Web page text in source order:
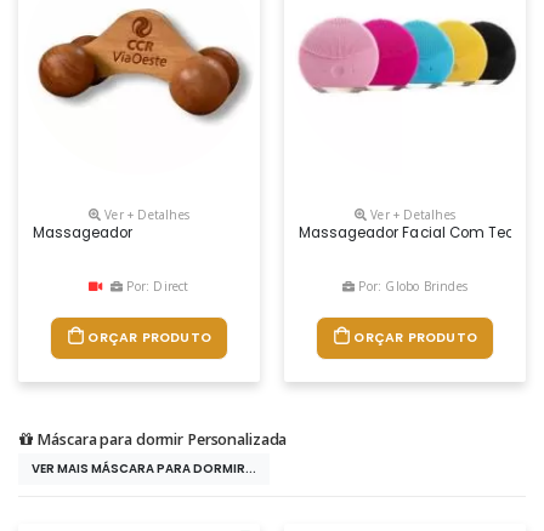
Ver + Detalhes
Massageador
Por: Direct
ORÇAR PRODUTO
Ver + Detalhes
Massageador Facial Com
Por: Globo Brindes
ORÇAR PRODUTO
Máscara para dormir Personalizada
VER MAIS MÁSCARA PARA DORMIR...